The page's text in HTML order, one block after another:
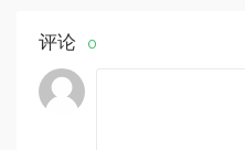
评论 0